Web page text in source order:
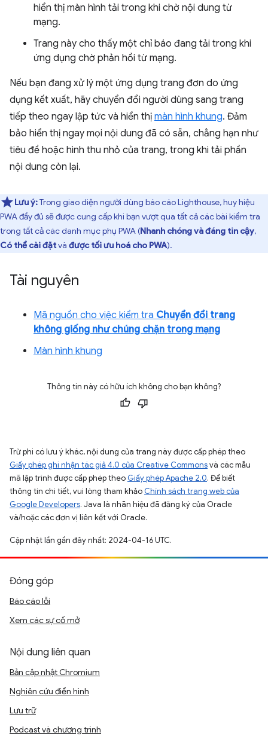
hiển thị màn hình tải trong khi chờ nội dung từ
mạng.
Trang này cho thấy một chỉ báo đang tải trong khi
ứng dụng chờ phản hồi từ mạng.
Nếu bạn đang xử lý một ứng dụng trang đơn do ứng
dụng kết xuất, hãy chuyển đổi người dùng sang trang
tiếp theo ngay lập tức và hiển thị màn hình khung. Đảm
bảo hiển thị ngay mọi nội dung đã có sẵn, chẳng hạn như
tiêu đề hoặc hình thu nhỏ của trang, trong khi tải phần
nội dung còn lại.
Lưu ý:Trong giao diện người dùng báo cáo Lighthouse, huy hiệu
PWA đầy đủ sẽ được cung cấp khi bạn vượt qua tất cả các bài kiểm tra
trong tất cả các danh mục phụ PWA (Nhanh chóng và đáng tin cậy,
Có thể cài đặtvà được tối ưu hoá cho PWA).
Tài nguyên
Mã nguồn cho việc kiểm tra Chuyển đổi trang
không giống như chúng chặn trong mạng
Màn hình khung
Thông tin này có hữu ích không cho bạn không?
Trừ phi có lưu ý khác, nội dung của trang này được cấp phép theo
Giấy phép ghi nhận tác giả 4.0 của Creative Commonsvà các mẫu
mã lập trình được cấp phép theo Giấy phép Apache 2.0. Để biết
thông tin chi tiết, vui lòng tham khảo Chính sách trang web của
Google Developers. Java là nhãn hiệu đã đăng ký của Oracle
và/hoặc các đơn vị liên kết với Oracle.
Cập nhật lần gần đây nhất: 2024-04-16 UTC.
Đóng góp
Báo cáo lỗi
Xem các sự cố mở
Nội dung liên quan
Bản cập nhật Chromium
Nghiên cứu điển hình
Lưu trữ
Podcast và chương trình